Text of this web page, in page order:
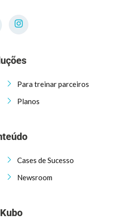
Para treinar parceiros
Planos
Cases de Sucesso
Newsroom